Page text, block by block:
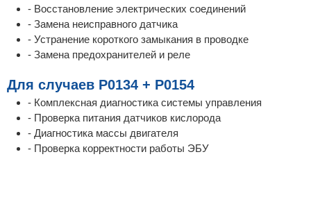
- Восстановление электрических соединений
- Замена неисправного датчика
- Устранение короткого замыкания в проводке
- Замена предохранителей и реле
Для случаев P0134 + P0154
- Комплексная диагностика системы управления
- Проверка питания датчиков кислорода
- Диагностика массы двигателя
- Проверка корректности работы ЭБУ